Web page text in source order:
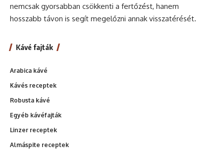
nemcsak gyorsabban csökkenti a fertőzést, hanem
hosszabb távon is segít megelőzni annak visszatérését.
Kávé fajták
Arabica kávé
Kávés receptek
Robusta kávé
Egyéb kávéfajták
Linzer receptek
Almáspite receptek